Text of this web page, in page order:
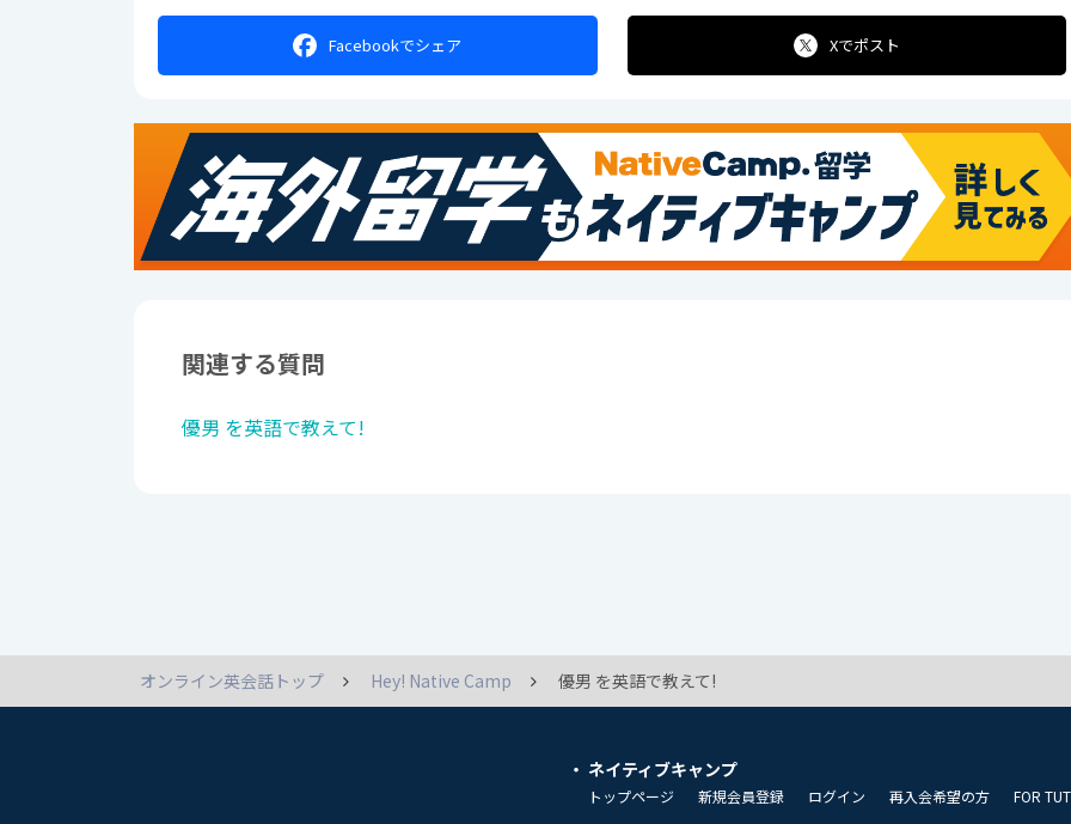
Facebookでシェア Xでポスト
関連する質問
優男 を英語で教えて!
オンライン英会話トップ Hey! Native Camp 優男 を英語で教えて!
ネイティブキャンプ
トップページ 新規会員登録 ログイン 再入会希望の方 FOR